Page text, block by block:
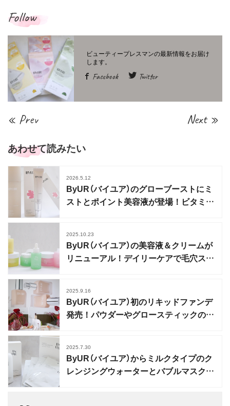
Follow
Facebook Twitter
« Prev Next »
あわせて読みたい
2026.5.12
ByUR（バイユア）のグローブーストにミ
ストとポイント美容液が登場！ビタミン
2025.10.23
ByUR（バイユア）の美容液＆クリームが
リニューアル！デイリーケアで毛穴スペ
2025.9.16
ByUR（バイユア）初のリキッドファンデ
発売！パウダーやグロースティックの新
2025.7.30
ByUR（バイユア）からミルクタイプのク
レンジングウォーターとバブルマスクが